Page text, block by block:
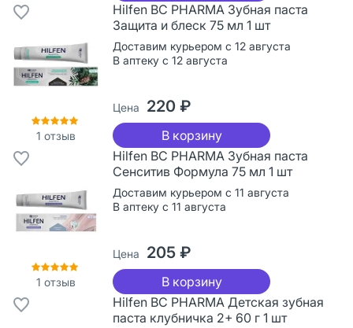
1 отзыв
Hilfen BC PHARMA Зубная паста
Защита и блеск 75 мл 1 шт
Доставим курьером с 12 августа
В аптеку с 12 августа
Цена 220 ₽
В корзину
1 отзыв
Hilfen BC PHARMA Зубная паста
Сенситив Формула 75 мл 1 шт
Доставим курьером с 11 августа
В аптеку с 11 августа
Цена 205 ₽
В корзину
Hilfen BC PHARMA Детская зубная
паста клубничка 2+ 60 г 1 шт